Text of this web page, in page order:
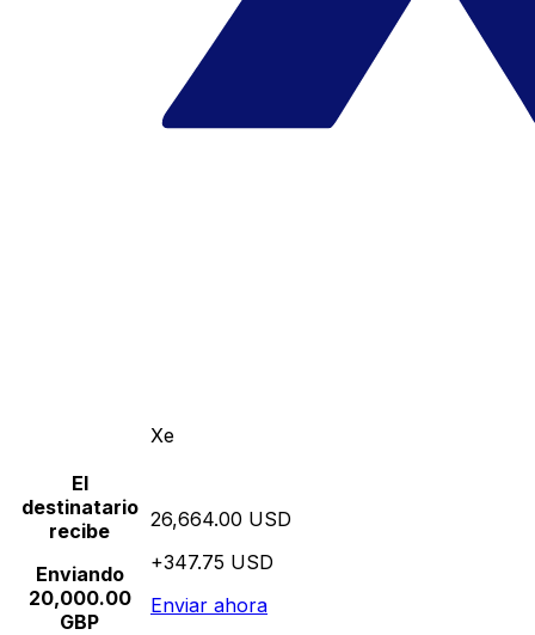
Xe
El
destinatario
recibe
Enviando
20,000.00
GBP
26,664.00 USD
+347.75 USD
Enviar ahora